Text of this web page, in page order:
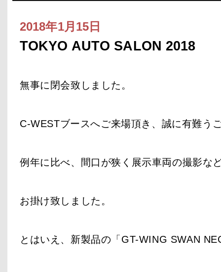
2018年1月15日
TOKYO AUTO SALON 2018
無事に閉会致しました。
C-WESTブースへご来場頂き、誠に有難う
例年に比べ、間口が狭く展示車両の撮影な
お掛け致しました。
とはいえ、新製品の「GT-WING SWAN